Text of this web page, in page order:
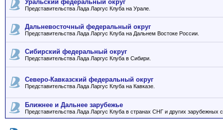
Уральский федеральный округ
Представительства Лада Ларгус Клуба на Урале.
Дальневосточный федеральный округ
Представительства Лада Ларгус Клуба на Дальнем Востоке России.
Сибирский федеральный округ
Представительства Лада Ларгус Клуба в Сибири.
Северо-Кавказский федеральный округ
Представительства Лада Ларгус Клуба на Кавказе.
Ближнее и Дальнее зарубежье
Представительства Лада Ларгус Клуба в странах СНГ и других зарубежных